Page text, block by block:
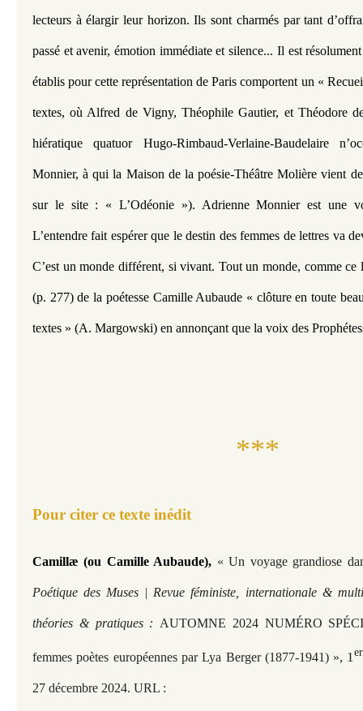
lecteurs à élargir leur horizon. Ils sont charmés par tant
passé et avenir, émotion immédiate et silence... Il est
établis pour cette représentation de Paris comportent un «
textes, où Alfred de Vigny, Théophile Gautier, et Théodore
hiératique quatuor Hugo-Rimbaud-Verlaine-Baudelaire
Monnier, à qui la Maison de la poésie-Théâtre Molière vient
sur le site : « L’Odéonie »). Adrienne Monnier est une
L’entendre fait espérer que le destin des femmes de lettres va
C’est un monde différent, si vivant. Tout un monde, comme ce
(p. 277) de la poétesse Camille Aubaude « clôture en toute
textes » (A. Margowski) en annonçant que la voix des
***
Pour citer ce texte inédit
Camillæ (ou Camille Aubaude), « Un voyage grandiose
Poétique des Muses | Revue féministe, internationale &
théories & pratiques : AUTOMNE 2024 NUMÉRO
femmes poètes européennes par Lya Berger (1877-1941) », 1
27 décembre 2024. URL :